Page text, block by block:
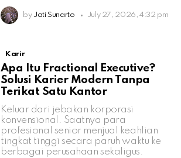
by Jati Sunarto July 27, 2026, 4:32 pm
Karir
Apa Itu Fractional Executive?
Solusi Karier Modern Tanpa
Terikat Satu Kantor
Keluar dari jebakan korporasi
konvensional. Saatnya para
profesional senior menjual keahlian
tingkat tinggi secara paruh waktu ke
berbagai perusahaan sekaligus.